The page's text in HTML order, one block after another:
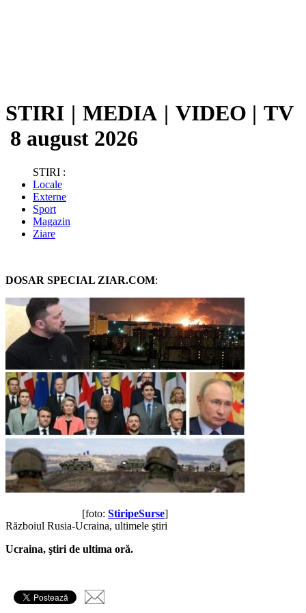
STIRI | MEDIA | VIDEO | TV
8 august 2026
STIRI :
Locale
Externe
Sport
Magazin
Ziare
DOSAR SPECIAL ZIAR.COM:
[foto: StiripeSurse]
Războiul Rusia-Ucraina, ultimele ştiri
Ucraina, ştiri de ultima oră.